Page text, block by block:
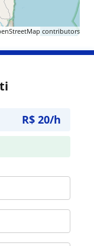
contributors
R$ 20/h